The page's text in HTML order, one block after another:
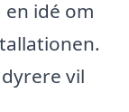
idé om
vil